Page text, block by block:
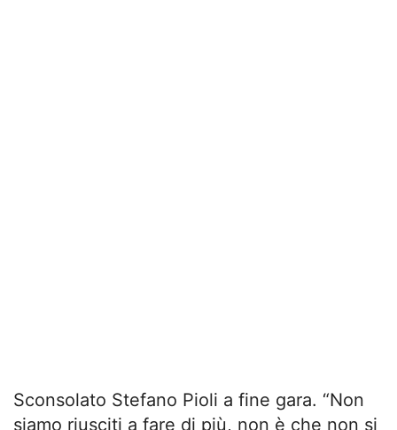
Sconsolato Stefano Pioli a fine gara. “Non
siamo riusciti a fare di più, non è che non si